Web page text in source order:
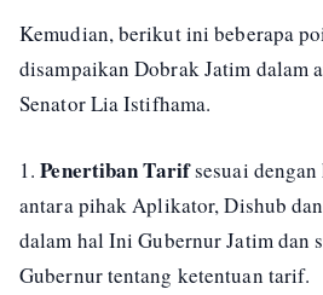
Kemudian, berikut ini beberapa
disampaikan Dobrak Jatim dalam
Senator Lia Istifhama.
1.Penertiban Tarifsesuai dengan
antara pihak Aplikator, Dishub
dalam hal Ini Gubernur Jatim dan
Gubernur tentang ketentuan tarif.